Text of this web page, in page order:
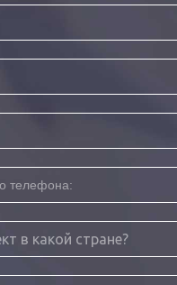
телефона: